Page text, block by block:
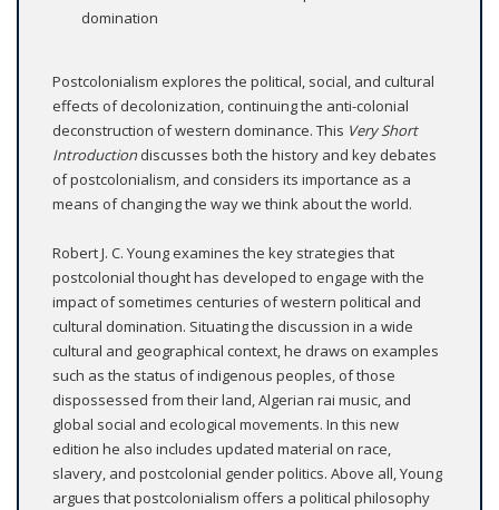
domination
Postcolonialism explores the political, social, and cultural
effects of decolonization, continuing the anti-colonial
deconstruction of western dominance. This Very Short
Introductiondiscusses both the history and key debates
of postcolonialism, and considers its importance as a
means of changing the way we think about the world.
Robert J. C. Young examines the key strategies that
postcolonial thought has developed to engage with the
impact of sometimes centuries of western political and
cultural domination. Situating the discussion in a wide
cultural and geographical context, he draws on examples
such as the status of indigenous peoples, of those
dispossessed from their land, Algerian rai music, and
global social and ecological movements. In this new
edition he also includes updated material on race,
slavery, and postcolonial gender politics. Above all, Young
argues that postcolonialism offers a political philosophy